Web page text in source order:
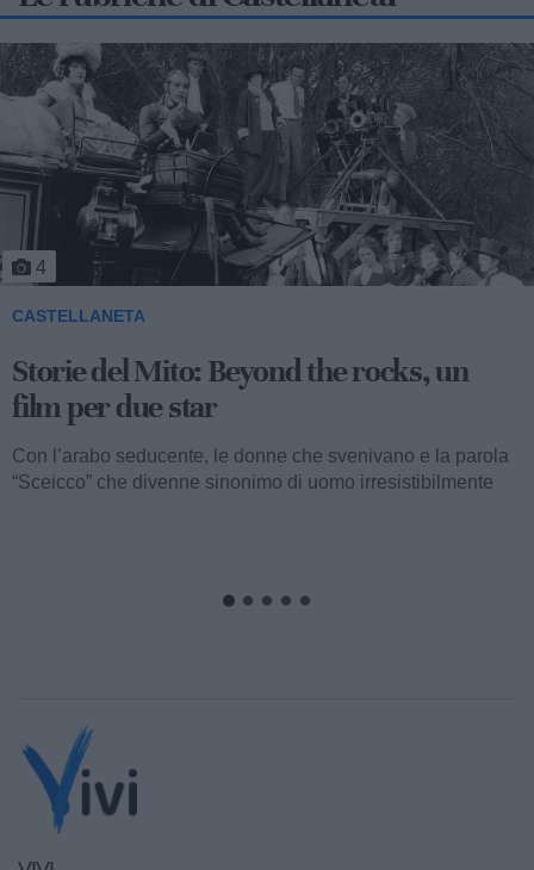
5
CASTELLANETA
Storie del Mito: Uno sceicco esuberante
Valentino fu consacrato attore internazionale, come abbiamo
visto, con il film “I quattro cavalieri dell’Apocalisse”. Così
cominciava...